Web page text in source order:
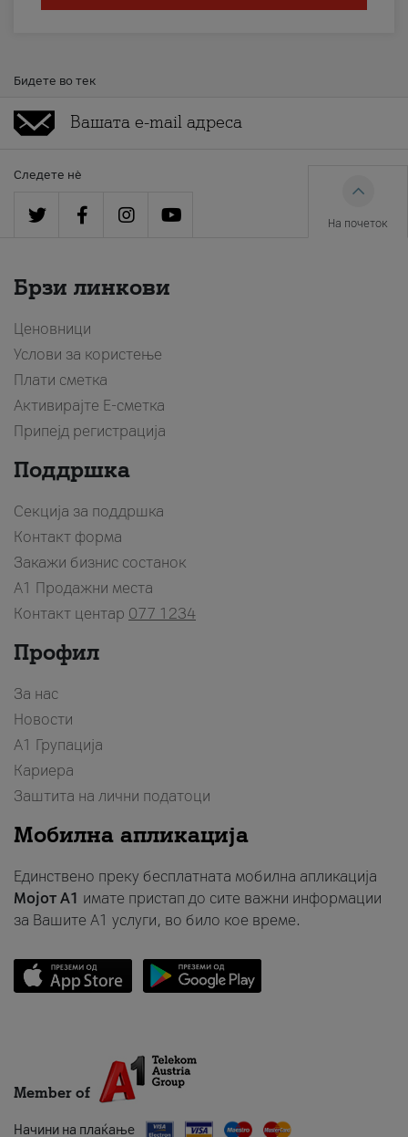
Бидете во тек
Следете нè
На почеток
Брзи линкови
Ценовници
Услови за користење
Плати сметка
Активирајте Е-сметка
Припејд регистрација
Поддршка
Секција за поддршка
Контакт форма
Закажи бизнис состанок
A1 Продажни места
Контакт центар 077 1234
Профил
За нас
Новости
А1 Групација
Кариера
Заштита на лични податоци
Мобилна апликација
Единствено преку бесплатната мобилна апликација
Мојот A1 имате пристап до сите важни информации
за Вашите A1 услуги, во било кое време.
Member of
Начини на плаќање